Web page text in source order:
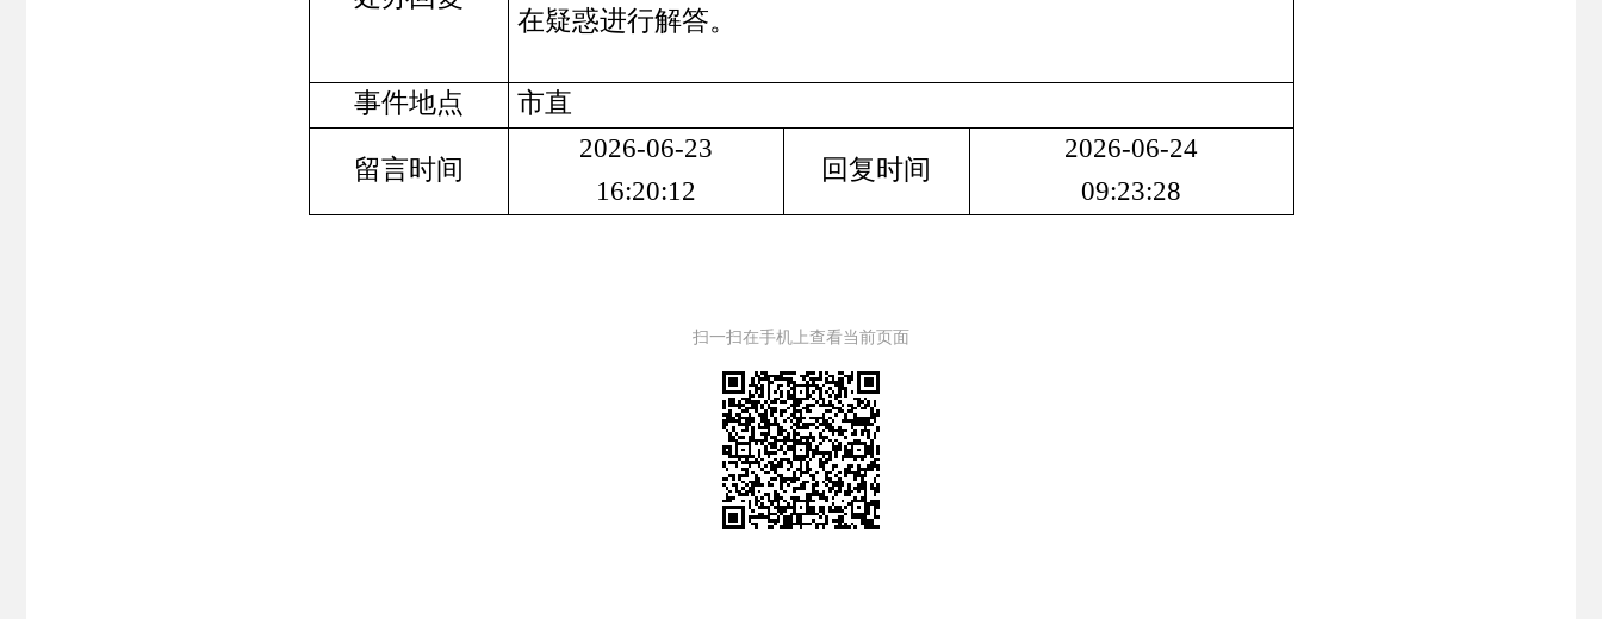
在疑惑进行解答。
事件地点 市直
留言时间
2026-06-23
16:20:12
回复时间
2026-06-24
09:23:28
扫一扫在手机上查看当前页面